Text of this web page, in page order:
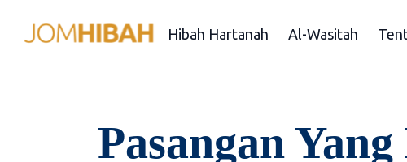
Hibah Hartanah Al-Wasitah
Pasangan